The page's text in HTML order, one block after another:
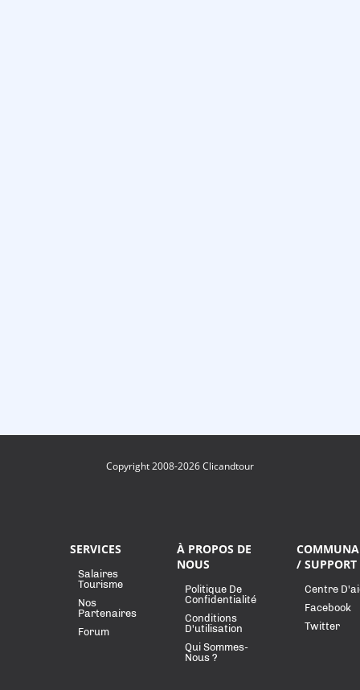
Copyright 2008-2026 Clicandtour
SERVICES
Salaires
Tourisme
Nos
Partenaires
Forum
À PROPOS DE
NOUS
Politique De
Confidentialité
Conditions
D'utilisation
Qui Sommes-
Nous ?
/ SUPPORT
Centre
Facebook
Twitter